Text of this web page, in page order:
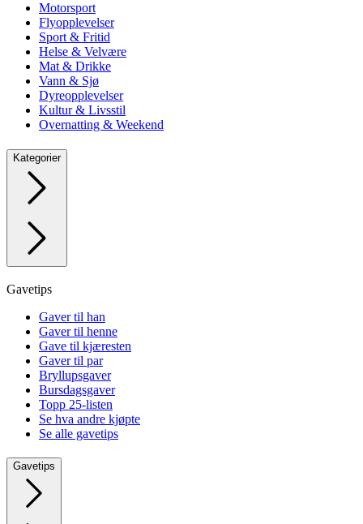
Motorsport
Flyopplevelser
Sport & Fritid
Helse & Velvære
Mat & Drikke
Vann & Sjø
Dyreopplevelser
Kultur & Livsstil
Overnatting & Weekend
Kategorier
Gavetips
Gaver til han
Gaver til henne
Gave til kjæresten
Gaver til par
Bryllupsgaver
Bursdagsgaver
Topp 25-listen
Se hva andre kjøpte
Se alle gavetips
Gavetips